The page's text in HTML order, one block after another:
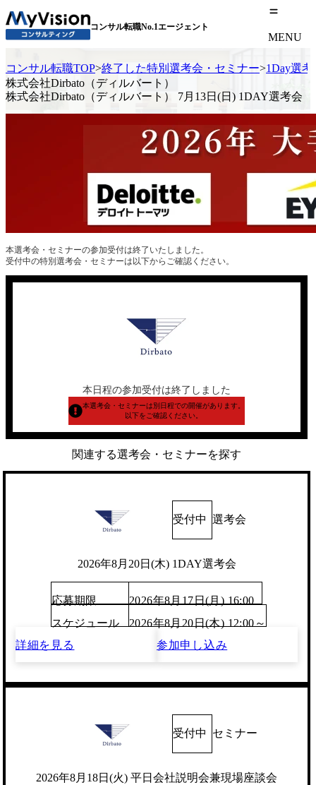
コンサル転職No.1エージェント
MENU
コンサル転職TOP>終了した特別選考会・セミナー>1Day選考
株式会社Dirbato（ディルバート）
株式会社Dirbato（ディルバート） 7月13日(日) 1DAY選考会
本選考会・セミナーの参加受付は終了いたしました。
受付中の特別選考会・セミナーは以下からご確認ください。
本日程の参加受付は終了しました
本選考会・セミナーは別日程での開催があります。
以下をご確認ください。
関連する選考会・セミナーを探す
受付中 選考会
2026年8月20日(木) 1DAY選考会
応募期限
2026年8月17日(月) 16:00
スケジュール
2026年8月20日(木) 12:00～
詳細を見る
参加申し込み
受付中 セミナー
2026年8月18日(火) 平日会社説明会兼現場座談会